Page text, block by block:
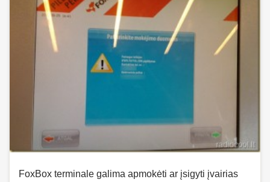
FoxBox terminale galima apmokėti ar įsigyti įvairias